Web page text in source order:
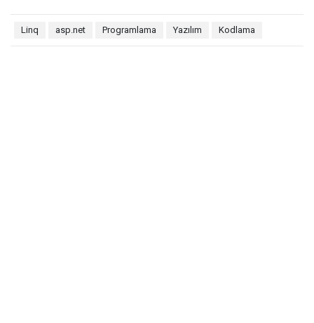
Linq asp.net Programlama Yazılım Kodlama